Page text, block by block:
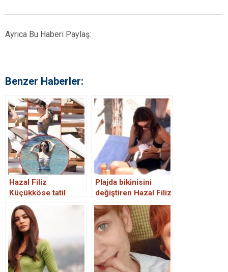
Ayrıca Bu Haberi Paylaş:
Benzer Haberler:
Hazal Filiz
Küçükköse tatil
sezonunu açtı! Fit
görüntüsü dikkat
çekti
Plajda bikinisini
değiştiren Hazal Filiz
Küçükköse, frikik
verdi